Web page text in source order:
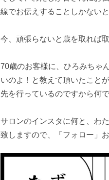
線でお伝えすることしかないと
今、頑張らないと歳を取れば
70歳のお客様に、ひろみちゃ
いのよ！と教えて頂いたこと
先を行っているのですから何
サロンのインスタに何と、わ
致しますので、「フォロー」